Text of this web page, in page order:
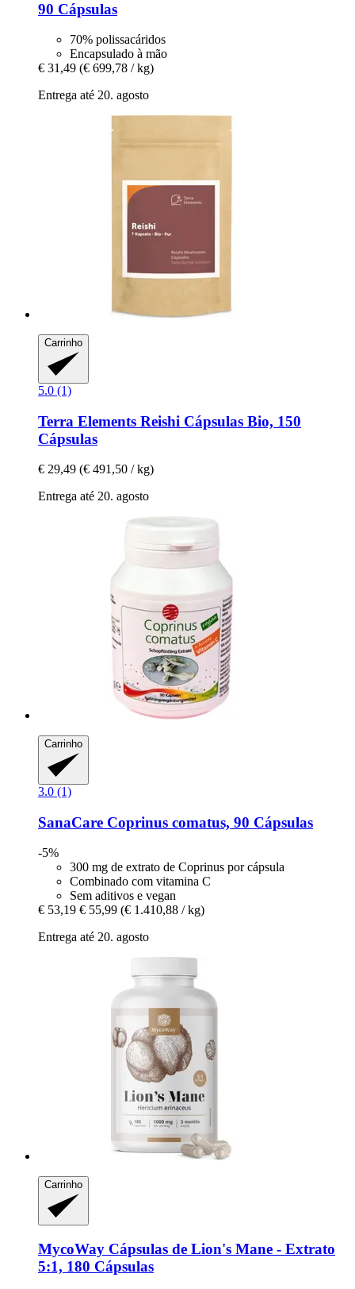
90 Cápsulas
70% polissacáridos
Encapsulado à mão
€ 31,49 (€ 699,78 / kg)
Entrega até 20. agosto
Carrinho
5.0 (1)
Terra Elements Reishi Cápsulas Bio, 150
Cápsulas
€ 29,49 (€ 491,50 / kg)
Entrega até 20. agosto
Carrinho
3.0 (1)
SanaCare Coprinus comatus, 90 Cápsulas
-5%
300 mg de extrato de Coprinus por cápsula
Combinado com vitamina C
Sem aditivos e vegan
€ 53,19 € 55,99 (€ 1.410,88 / kg)
Entrega até 20. agosto
Carrinho
MycoWay Cápsulas de Lion's Mane -​ Extrato
5:1, 180 Cápsulas